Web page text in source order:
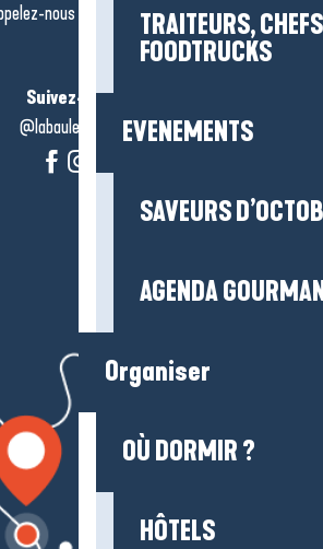
TRAITEURS,
FOODTRUCKS
EVENEMENTS
SAVEURS
AGENDA
Organiser
OÙ DORMIR ?
HÔTELS
nous en
cliquant-ici
Suivez-nous !
@labauleguérande